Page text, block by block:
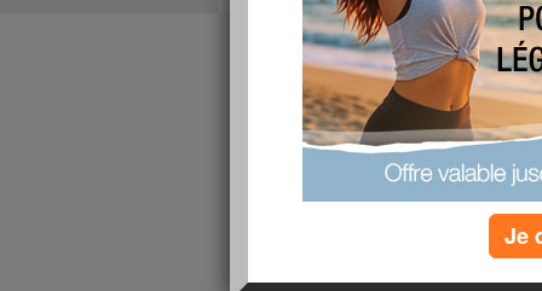
, je n’en savais pas plus que vous il y a
est une plante remarquable.
, il ne s’agissait pas du héros célèbre
et bien d’une plante.
Je